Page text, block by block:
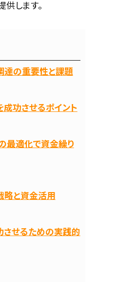
します。
達の重要性と課題
功させるポイント
最適化で資金繰り
と資金活用
せるための実践的